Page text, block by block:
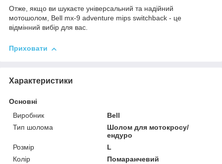
Отже, якщо ви шукаєте універсальний та надійний
мотошолом, Bell mx-9 adventure mips switchback - це
відмінний вибір для вас.
Приховати
Характеристики
Основні
Виробник
Bell
Тип шолома
Шолом для мотокросу/
ендуро
Розмір
L
Колір
Помаранчевий